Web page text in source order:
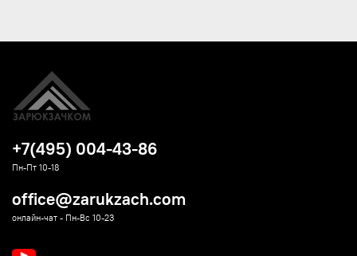
+7(495) 004-43-86
Пн-Пт 10-18
office@zarukzach.com
онлайн-чат - Пн-Вс 10-23